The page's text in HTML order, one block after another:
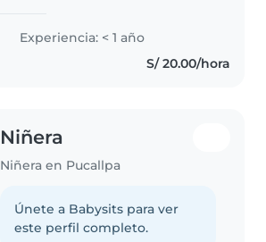
cuide a mi hermana menor y mis
primos , me gusta divertirme
Experiencia: < 1 año
S/ 20.00/hora
Niñera
Niñera en Pucallpa
Únete a Babysits para ver
este perfil completo.